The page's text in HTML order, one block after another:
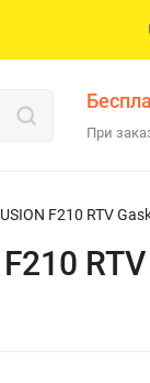
При
F210 RTV